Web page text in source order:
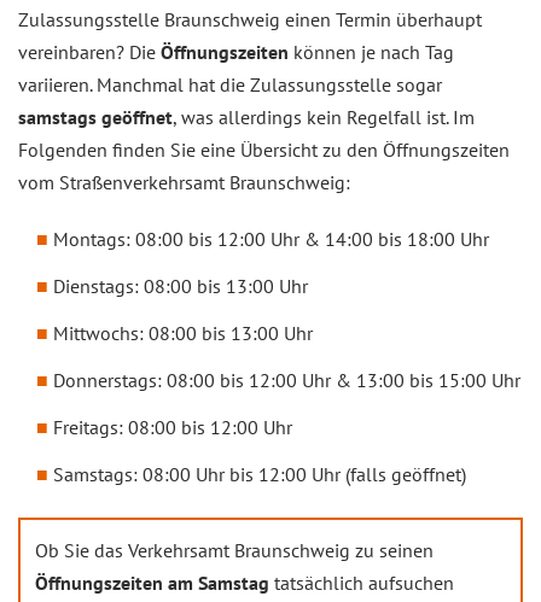
Zulassungsstelle Braunschweig einen Termin überhaupt
vereinbaren? Die Öffnungszeiten können je nach Tag
variieren. Manchmal hat die Zulassungsstelle sogar
samstags geöffnet, was allerdings kein Regelfall ist. Im
Folgenden finden Sie eine Übersicht zu den Öffnungszeiten
vom Straßenverkehrsamt Braunschweig:
Montags: 08:00 bis 12:00 Uhr & 14:00 bis 18:00 Uhr
Dienstags: 08:00 bis 13:00 Uhr
Mittwochs: 08:00 bis 13:00 Uhr
Donnerstags: 08:00 bis 12:00 Uhr & 13:00 bis 15:00 Uhr
Freitags: 08:00 bis 12:00 Uhr
Samstags: 08:00 Uhr bis 12:00 Uhr (falls geöffnet)
Ob Sie das Verkehrsamt Braunschweig zu seinen
Öffnungszeiten am Samstag tatsächlich aufsuchen